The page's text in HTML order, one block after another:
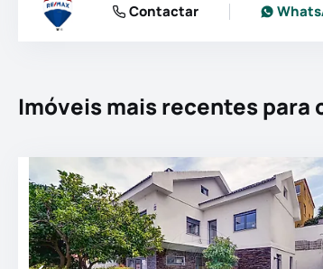
Contactar
Imóveis mais recentes para